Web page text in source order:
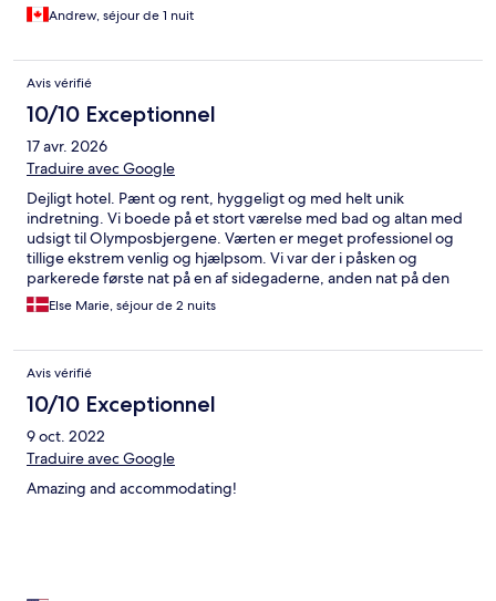
Andrew, séjour de 1 nuit
Avis vérifié
10/10 Exceptionnel
17 avr. 2026
Traduire avec Google
Dejligt hotel. Pænt og rent, hyggeligt og med helt unik
indretning. Vi boede på et stort værelse med bad og altan med
udsigt til Olymposbjergene. Værten er meget professionel og
tillige ekstrem venlig og hjælpsom. Vi var der i påsken og
parkerede første nat på en af sidegaderne, anden nat på den
store offentlige gratis p-plads ved kirken, ikke langt fra hotellet.
Hotellet har ikke morgenmad, men vi bestilte kaffe hver morgen
forstår at gøre noget ekstra for sine gæster.
Else Marie, séjour de 2 nuits
Avis vérifié
10/10 Exceptionnel
9 oct. 2022
Traduire avec Google
Amazing and accommodating!